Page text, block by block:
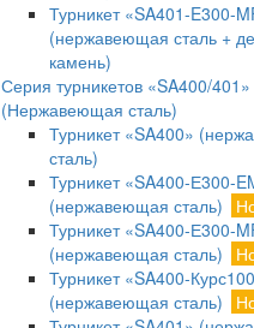
Турникет «SA401-E300-
(нержавеющая сталь +
камень)
Серия турникетов «SA400/
(Нержавеющая сталь)
Турникет «SA400»
сталь)
Турникет «SA400-Е300-
(нержавеющая сталь)
Турникет «SA400-Е300-
(нержавеющая сталь)
Турникет «SA400-
(нержавеющая сталь)